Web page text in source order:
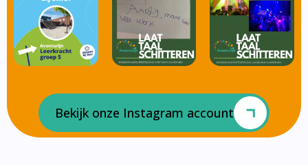
Bekijk onze Instagram account